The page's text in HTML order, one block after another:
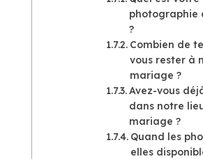
photographie
?
Combien de
vous rester à
mariage ?
Avez-vous
dans notre
mariage ?
Quand les
elles